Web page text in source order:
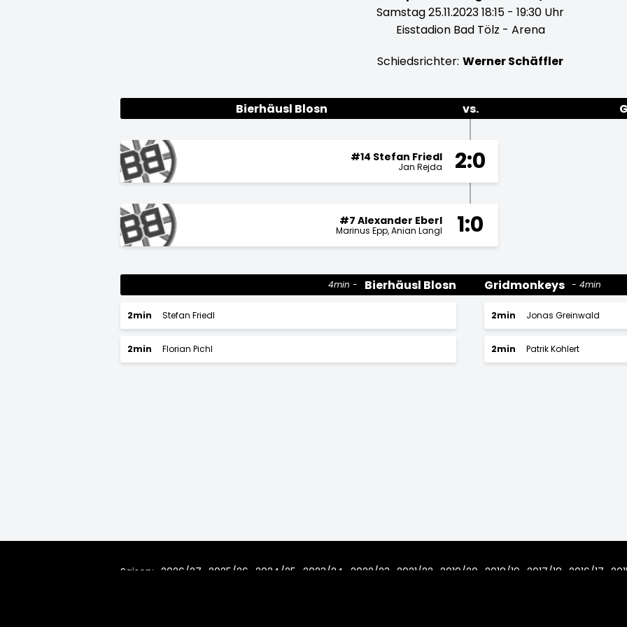
Samstag 25.11.2023 18:15 - 19:30 Uhr
Eisstadion Bad Tölz - Arena
Schiedsrichter: Werner Schäffler
Bierhäusl Blosn vs.
2:0
#14 Stefan Friedl
Jan Rejda
1:0
#7 Alexander Eberl
Marinus Epp Anian Langl
Bierhäusl Blosn
4min
2min Stefan Friedl
2min Florian Pichl
Gridmonkeys 4min
2min Jonas Greinwald
2min Patrik Kohlert
Saison: 2026/27 2025/26 2024/25 2023/24 2022/23 2021/22 2019/20 2018/19 2017/18 2016/17